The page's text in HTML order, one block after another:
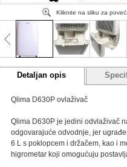
Kliknite na sliku za
Detaljan opis
Qlima D630P ovlaživač
Qlima D630P je jedini odvlaživač
odgovarajuće odvodnje, jer
6 L s poklopcem i držačem, kao i
higrometar koji omogućuju